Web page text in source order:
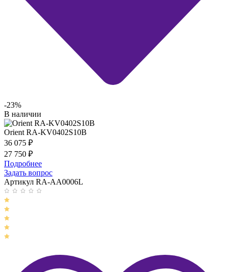
-23%
В наличии
Orient RA-KV0402S10B
36 075 ₽
27 750 ₽
Подробнее
Задать вопрос
Артикул RA-AA0006L